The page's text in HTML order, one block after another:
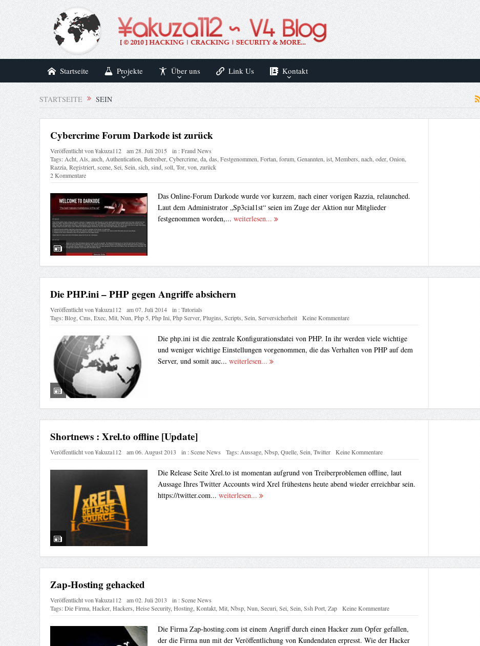
Startseite Projekte Über uns Link Us Kontakt
STARTSEITE SEIN
Cybercrime Forum Darkode ist zurück
Veröffentlicht von¥akuza112 am28. Juli 2015 in :Fraud News
Tags:Acht,Als,auch,Authentication,Betreiber,Cybercrime,da,das,Festgenommen,Fortan,forum,Genannten,ist,Members,nach,oder,Onion,
Razzia,Registriert,scene,Sei,Sein,sich,sind,soll,Tor,von,zurück
2 Kommentare
Das Online-Forum Darkode wurde vor kurzem, nach einer vorigen Razzia, relaunched.
Laut dem Administrator „Sp3cial1st“ seien im Zuge der Aktion nur Mitglieder
festgenommen worden,... weiterlesen...
Die PHP.ini – PHP gegen Angriffe absichern
Veröffentlicht von¥akuza112 am07. Juli 2014 in :Tutorials
Tags:Blog,Cms,Exec,Mit,Nun,Php 5,Php Ini,Php Server,Plugins,Scripts,Sein,Serversicherheit Keine Kommentare
Die php.ini ist die zentrale Konfigurationsdatei von PHP. In ihr werden viele wichtige
und weniger wichtige Einstellungen vorgenommen, die das Verhalten von PHP auf dem
Server, und somit auc... weiterlesen...
Shortnews : Xrel.to offline [Update]
Veröffentlicht von¥akuza112 am06. August 2013 in :Scene News Tags:Aussage,Nbsp,Quelle,Sein,Twitter Keine Kommentare
Die Release Seite Xrel.to ist momentan aufgrund von Treiberproblemen offline, laut
Aussage Ihres Twitter Accounts wird Xrel frühestens heute abend wieder erreichbar sein.
https://twitter.com... weiterlesen...
Zap-Hosting gehacked
Veröffentlicht von¥akuza112 am02. Juli 2013 in :Scene News
Tags:Die Firma, Hacker, Hackers Heise Security, Hosting, Kontakt, Mit, Nbsp, Nun Securi Sei Sein Ssh Port, Zap Keine Kommentare
Die Firma Zap-hosting.com ist einem Angriff durch einen Hacker zum Opfer gefallen,
der die Firma nun mit der Veröffentlichung von Kundendaten erpresst. Wie der Hacker